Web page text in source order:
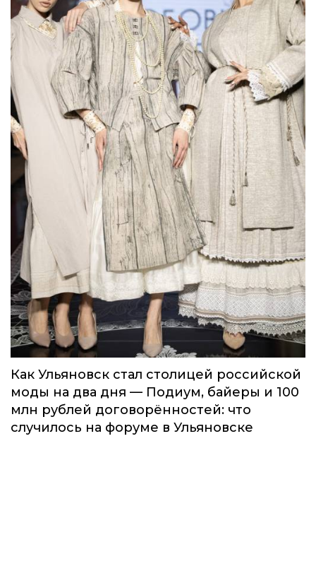
Как Ульяновск стал столицей российской
моды на два дня — Подиум, байеры и 100
млн рублей договорённостей: что
случилось на форуме в Ульяновске